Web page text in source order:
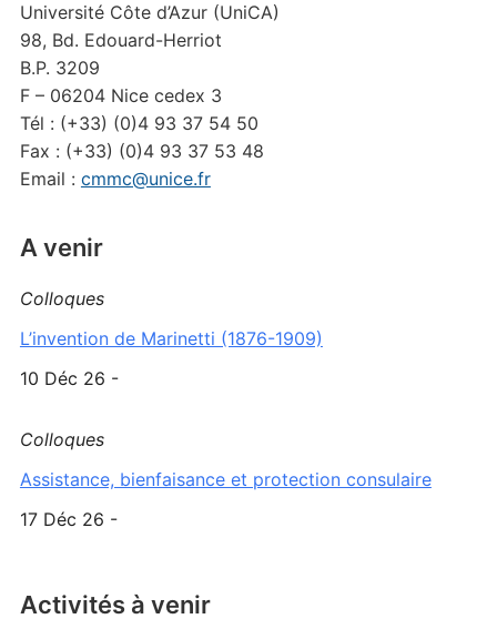
Université Côte d’Azur (UniCA)
98, Bd. Edouard-Herriot
B.P. 3209
F – 06204 Nice cedex 3
Tél : (+33) (0)4 93 37 54 50
Fax : (+33) (0)4 93 37 53 48
Email : cmmc@unice.fr
A venir
Colloques
L’invention de Marinetti (1876-1909)
10 Déc 26 -
Colloques
Assistance, bienfaisance et protection consulaire
17 Déc 26 -
Activités à venir